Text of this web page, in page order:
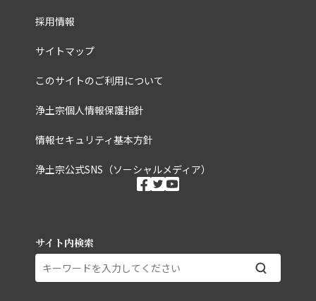
採用情報
サイトマップ
このサイトのご利用について
浄土宗個人情報保護指針
情報セキュリティ基本方針
浄土宗公式SNS（ソーシャルメディア）
ソーシャルメディ
facebook
twitter
サイト内検索